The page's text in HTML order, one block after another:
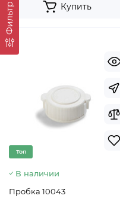
Фильтр Купить
Топ
В наличии
Пробка 10043